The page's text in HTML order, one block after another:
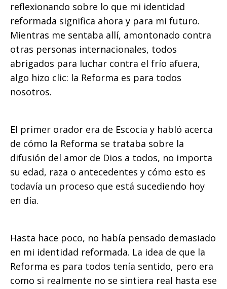
reflexionando sobre lo que mi identidad
reformada significa ahora y para mi futuro.
Mientras me sentaba allí, amontonado contra
otras personas internacionales, todos
abrigados para luchar contra el frío afuera,
algo hizo clic: la Reforma es para todos
nosotros.
El primer orador era de Escocia y habló acerca
de cómo la Reforma se trataba sobre la
difusión del amor de Dios a todos, no importa
su edad, raza o antecedentes y cómo esto es
todavía un proceso que está sucediendo hoy
en día.
Hasta hace poco, no había pensado demasiado
en mi identidad reformada. La idea de que la
Reforma es para todos tenía sentido, pero era
como si realmente no se sintiera real hasta ese